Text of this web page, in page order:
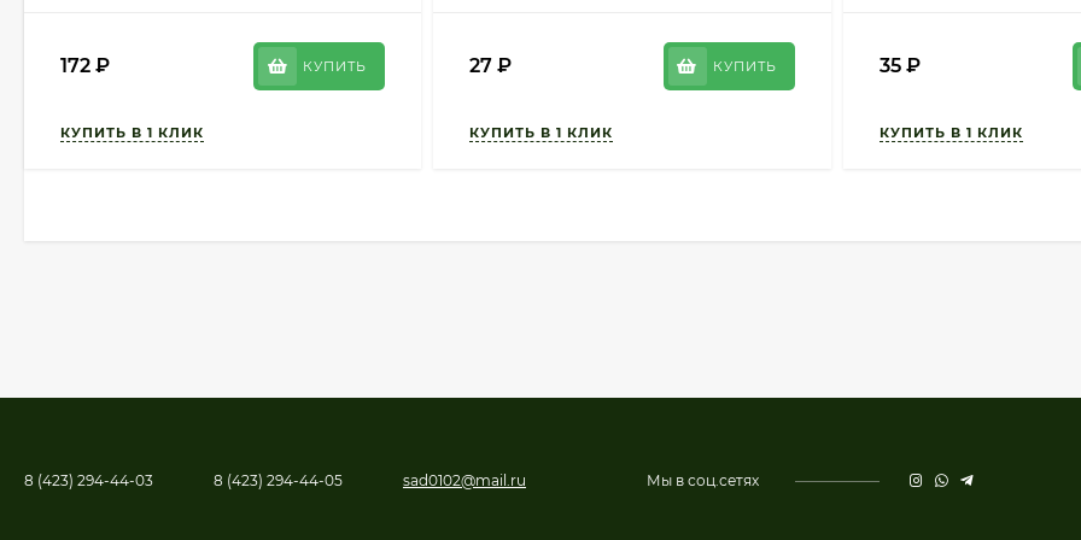
172 ₽ КУПИТЬ 27₽ КУПИТЬ 35 ₽
8 (423) 294-44-03 8 (423) 294-44-05 sad0102@mail.ru Мы в соц.сетях